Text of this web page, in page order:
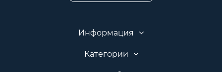
Информация
Категории